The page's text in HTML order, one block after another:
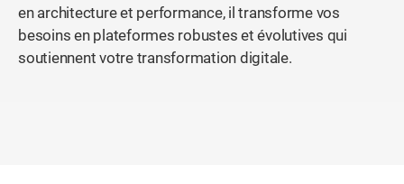
en architecture et performance, il transforme vos
besoins en plateformes robustes et évolutives qui
soutiennent votre transformation digitale.